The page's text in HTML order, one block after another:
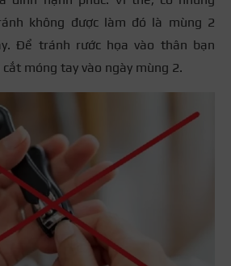
không được làm đó là mùng 2
Để tránh rước họa vào thân bạn
móng tay vào ngày mùng 2.